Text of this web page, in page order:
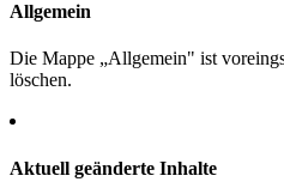
Allgemein
Die Mappe „Allgemein" ist
löschen.
Aktuell geänderte Inhalte